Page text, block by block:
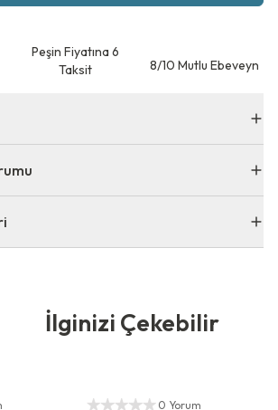
Peşin Fiyatına 6
Taksit
8/10 Mutlu Ebeveyn
Çekebilir
Yetkili Satıcı
0 Yorum